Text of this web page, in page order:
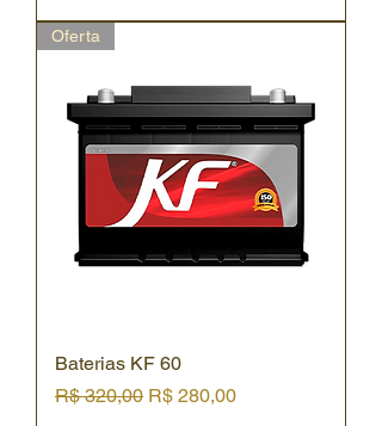
Oferta
Baterias KF 60
Preço normal
R$ 320,00 Preço promocional
R$ 280,00